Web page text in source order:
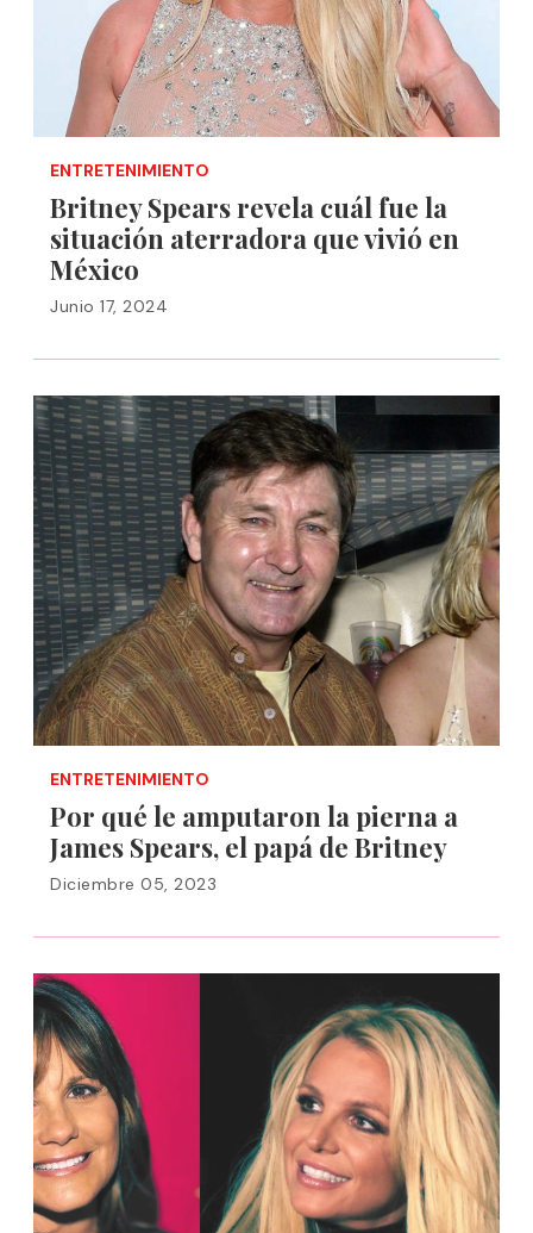
ENTRETENIMIENTO
Britney Spears revela cuál fue la
situación aterradora que vivió en
México
Junio 17, 2024
ENTRETENIMIENTO
Por qué le amputaron la pierna a
James Spears, el papá de Britney
Diciembre 05, 2023